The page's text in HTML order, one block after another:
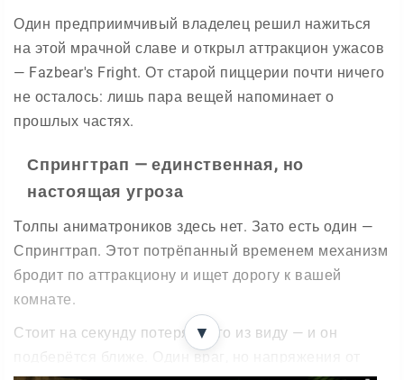
Один предприимчивый владелец решил нажиться
на этой мрачной славе и открыл аттракцион ужасов
— Fazbear's Fright. От старой пиццерии почти ничего
не осталось: лишь пара вещей напоминает о
прошлых частях.
Спрингтрап — единственная, но
настоящая угроза
Толпы аниматроников здесь нет. Зато есть один —
Спрингтрап. Этот потрёпанный временем механизм
бродит по аттракциону и ищет дорогу к вашей
комнате.
Стоит на секунду потерять его из виду — и он
подберётся ближе. Один враг, но напряжения от
▼